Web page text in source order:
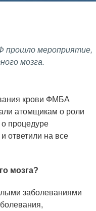
физика
мероприятие,
мозга.
крови ФМБА
атомщикам о роли
процедуре
ответили на все
мозга?
заболеваниями